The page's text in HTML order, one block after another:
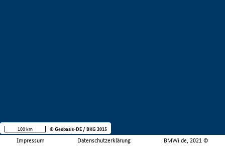
Impressum Datenschutzerklärung BMWi.de, 2021 ©
100 km © Geobasis-DE / BKG 2015